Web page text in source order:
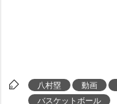
八村塁 動画
バスケットボール